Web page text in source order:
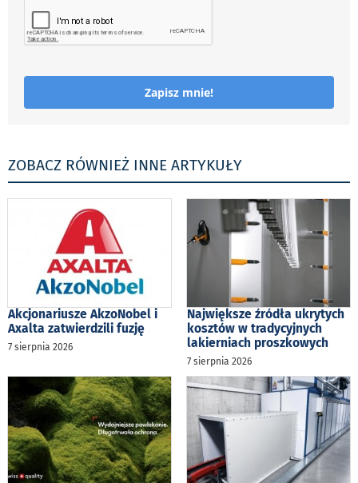
Zapisz mnie!
ZOBACZ RÓWNIEŻ INNE ARTYKUŁY
Akcjonariusze AkzoNobel i
Axalta zatwierdzili fuzję
7 sierpnia 2026
Największe źródła ukrytych
kosztów w tradycyjnych
lakierniach proszkowych
7 sierpnia 2026